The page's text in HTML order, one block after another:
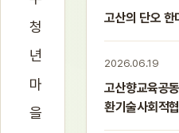
청
년
마
을
고산의 단오 한
2026.06.19
고산향교육공
환기술사회적